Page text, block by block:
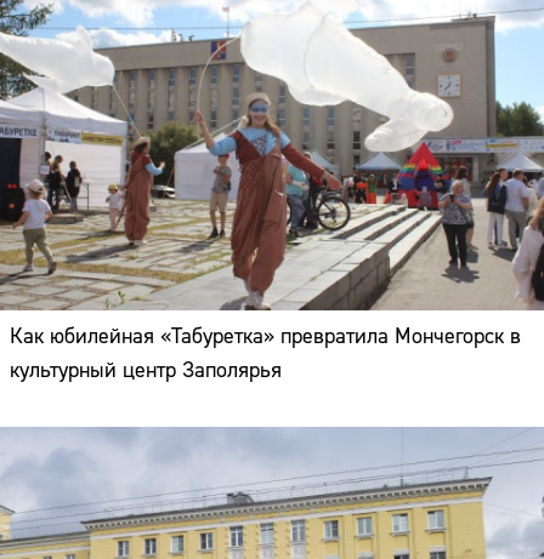
Как юбилейная «Табуретка» превратила Мончегорск в
культурный центр Заполярья